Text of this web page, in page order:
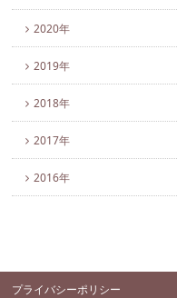
2020年
2019年
2018年
2017年
2016年
プライバシーポリシー